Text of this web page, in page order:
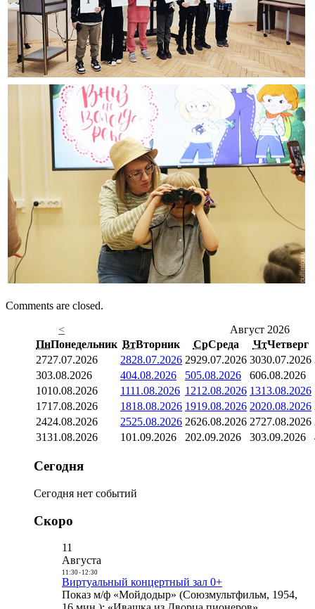
Comments are closed.
<
Август 2026
ПнПонедельник ВтВторник СрСреда ЧтЧетверг
2727.07.2026 2828.07.2026 2929.07.2026 3030.07.2026
303.08.2026 404.08.2026 505.08.2026 606.08.2026
1010.08.2026 1111.08.2026 1212.08.2026 1313.08.2026
1717.08.2026 1818.08.2026 1919.08.2026 2020.08.2026
2424.08.2026 2525.08.2026 2626.08.2026 2727.08.2026
3131.08.2026 101.09.2026 202.09.2026 303.09.2026
Сегодня
Сегодня нет событий
Скоро
11
Августа
11:30- 12:30
Виртуальный концертный зал 0+
Показ м/ф «Мойдодыр» (Союзмультфильм, 1954,